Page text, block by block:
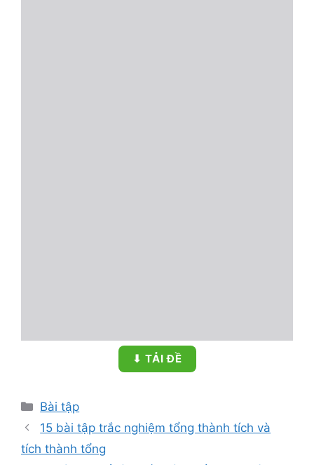
⬇ TẢI ĐỀ
Danh
mục
Bài tập
15 bài tập trắc nghiệm tổng thành tích và
tích thành tổng